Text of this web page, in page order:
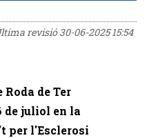
revisió30-06-2025 15:54
de Ter
de juliol en la
per l'Esclerosi